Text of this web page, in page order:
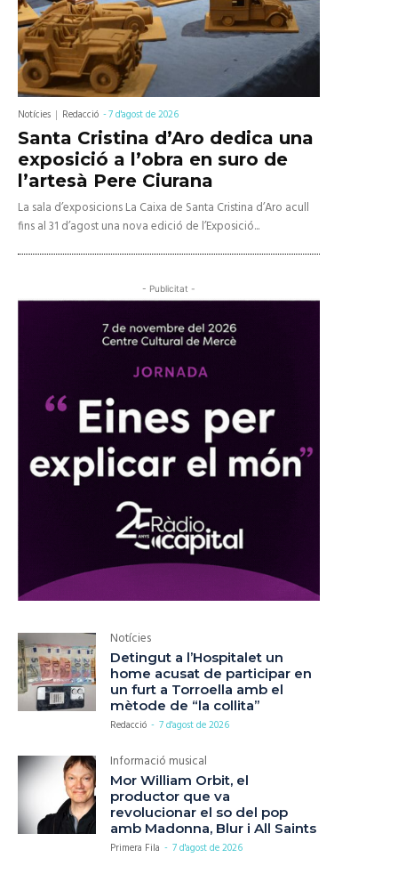
Notícies Redacció -7 d'agost de 2026
Santa Cristina d’Aro dedica una
exposició a l’obra en suro de
l’artesà Pere Ciurana
La sala d’exposicions La Caixa de Santa Cristina d’Aro acull
fins al 31 d’agost una nova edició de l’Exposició...
- Publicitat -
Notícies
Detingut a l’Hospitalet un
home acusat de participar en
un furt a Torroella amb el
mètode de “la collita”
Redacció - 7 d'agost de 2026
Informació musical
Mor William Orbit, el
productor que va
revolucionar el so del pop
amb Madonna, Blur i All Saints
Primera Fila - 7 d'agost de 2026